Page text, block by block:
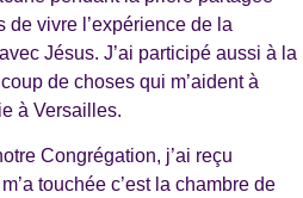
de vivre l’expérience de la
Jésus. J’ai participé aussi à la
de choses qui m’aident à
à Versailles.
Congrégation, j’ai reçu
touchée c’est la chambre de